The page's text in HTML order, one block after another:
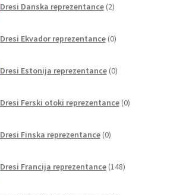
Dresi Danska reprezentance 2izdelka
Dresi Ekvador reprezentance 0izdelkov
Dresi Estonija reprezentance 0izdelkov
Dresi Ferski otoki reprezentance 0izdelkov
Dresi Finska reprezentance 0izdelkov
Dresi Francija reprezentance 148izdelkov